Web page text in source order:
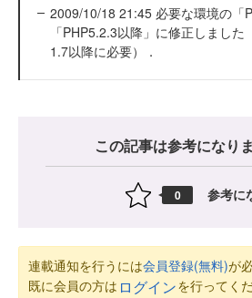
2009/10/18 21:45 必要な環境の「
「PHP5.2.3以降」に修正しまし
1.7以降に必要）．
この記事は参考になり
0 参考に
連載通知を行うには会員登録(無料)が
既に会員の方は ログインを行ってくだ